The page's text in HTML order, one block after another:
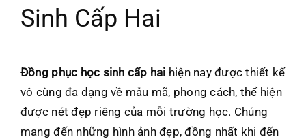
Sinh Cấp Hai
Đồng phục học sinh cấp hai hiện nay được thiết kế
vô cùng đa dạng về mẫu mã, phong cách, thể hiện
được nét đẹp riêng của mỗi trường học. Chúng
mang đến những hình ảnh đẹp, đồng nhất khi đến